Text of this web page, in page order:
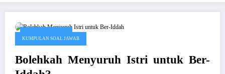
KUMPULAN SOAL JAWAB
Bolehkah Menyuruh Istri untuk Ber-